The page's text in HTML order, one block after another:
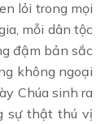
lỏi trong mọi
mỗi dân tộc
đậm bản sắc
không ngoại
Chúa sinh ra
sự thật thú vị